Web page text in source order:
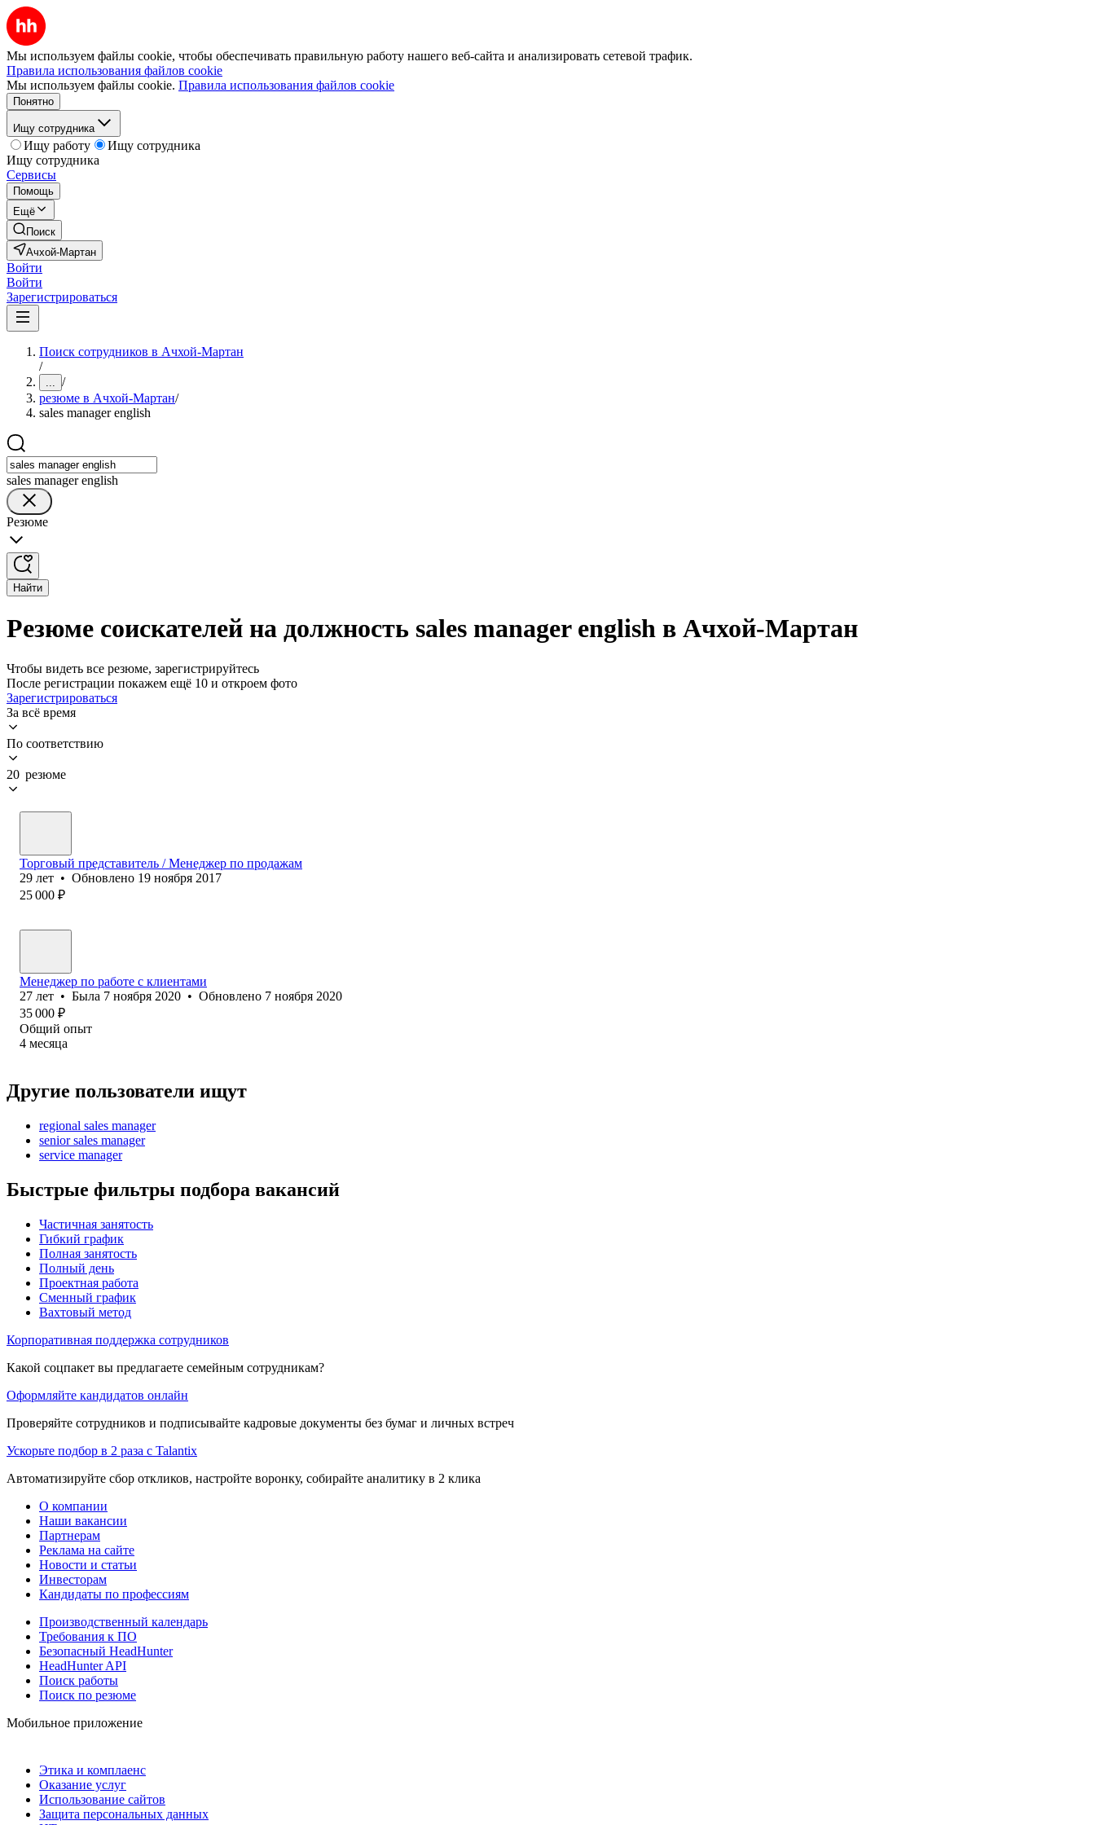
Мы используем файлы cookie, чтобы обеспечивать правильную работу нашего веб-сайта и анализировать сетевой трафик.
Правила использования файлов cookie
Мы используем файлы cookie. Правила использования файлов cookie
Понятно
Ищу сотрудника
Ищу работу
Ищу сотрудника
Ищу сотрудника
Сервисы
Помощь
Ещё
Поиск
Ачхой-Мартан
Войти
Войти
Зарегистрироваться
Поиск сотрудников в Ачхой-Мартан
/
... /
резюме в Ачхой-Мартан/
sales manager english
sales manager english
Резюме
Найти
Резюме соискателей на должность sales manager english в Ачхой-Мартан
Чтобы видеть все резюме, зарегистрируйтесь
После регистрации покажем ещё 10 и откроем фото
Зарегистрироваться
За всё время
По соответствию
20 резюме
Торговый представитель / Менеджер по продажам
29 лет • Обновлено 19 ноября 2017
25 000 ₽
Менеджер по работе с клиентами
27 лет • Была 7 ноября 2020 • Обновлено 7 ноября 2020
35 000 ₽
Общий опыт
4 месяца
Другие пользователи ищут
regional sales manager
senior sales manager
service manager
Быстрые фильтры подбора вакансий
Частичная занятость
Гибкий график
Полная занятость
Полный день
Проектная работа
Сменный график
Вахтовый метод
Корпоративная поддержка сотрудников
Какой соцпакет вы предлагаете семейным сотрудникам?
Оформляйте кандидатов онлайн
Проверяйте сотрудников и подписывайте кадровые документы без бумаг и личных встреч
Ускорьте подбор в 2 раза с Talantix
Автоматизируйте сбор откликов, настройте воронку, собирайте аналитику в 2 клика
О компании
Наши вакансии
Партнерам
Реклама на сайте
Новости и статьи
Инвесторам
Кандидаты по профессиям
Производственный календарь
Требования к ПО
Безопасный HeadHunter
HeadHunter API
Поиск работы
Поиск по резюме
Мобильное приложение
Этика и комплаенс
Оказание услуг
Использование сайтов
Защита персональных данных